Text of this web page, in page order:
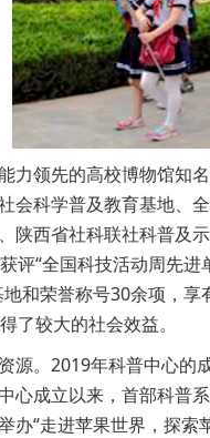
力领先的高校博物馆知
会科学普及教育基地、
陕西省社科联社科普及
评“全国科技活动周先
和荣誉称号30余项，
了较大的社会效益。
源。2019年科普中心
心成立以来，首部科普
“走进苹果世界，探索